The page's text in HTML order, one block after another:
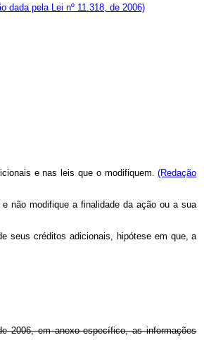
dada pela Lei nº 11.318, de 2006)
e nas leis que o modifiquem.(Redação
não modifique a finalidade da ação ou a sua
seus créditos adicionais, hipótese em que, a
2006, em anexo específico, as informações